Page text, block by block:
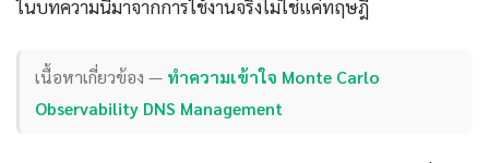
ในบทความนี้มาจากการใช้งานจริงไม่ใช่แค่ทฤษฎี
เนื้อหาเกี่ยวข้อง — ทำความเข้าใจ Monte Carlo
Observability DNS Management